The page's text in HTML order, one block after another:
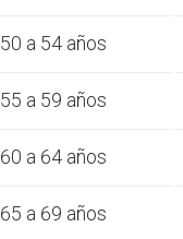
50 a 54 años
55 a 59 años
60 a 64 años
65 a 69 años